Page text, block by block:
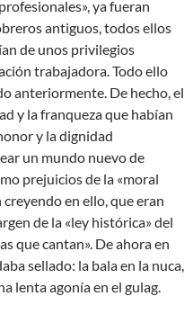
ya fueran
antiguos, todos ellos
de unos privilegios
trabajadora. Todo ello
anteriormente. De hecho, el
y la franqueza que habían
y la dignidad
un mundo nuevo de
prejuicios de la «moral
en ello, que eran
de la «ley histórica» del
que cantan». De ahora en
sellado: la bala en la nuca,
lenta agonía en el gulag.